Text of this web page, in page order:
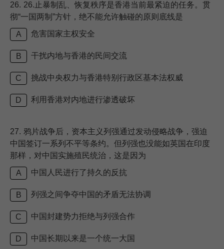
26. 26.止暴制乱、恢复秩序是香港当前最紧迫的任务。贯
彻“一国两制”方针，绝不能允许触碰的原则底线是
A 危害国家主权安全
B 干扰内地与香港的民间交流
C 挑战中央权力与香港特别行政区基本法权威
D 利用香港对内地进行渗透破坏
27. 鸦片战争后，资本主义列强通过发动侵略战争，强迫
中国签订一系列不平等条约。但列强也没能如英国在印度
那样，对中国实施殖民统治，这是因为
A 中国人民进行了持久的反抗
B 列强之间争夺中国的矛盾无法协调
C 中国封建势力拒绝与列强合作
D 中国长期以来是一个统一大国